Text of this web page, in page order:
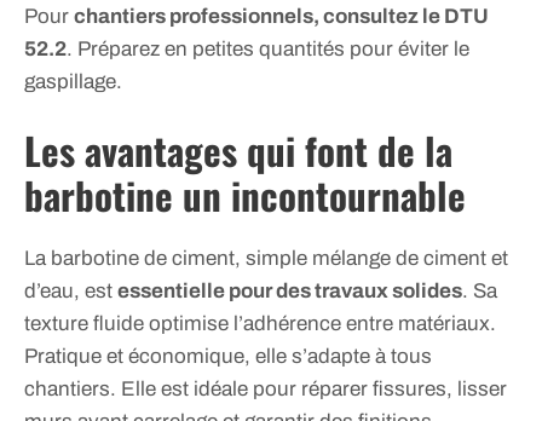
Pour chantiers professionnels, consultez le DTU
52.2. Préparez en petites quantités pour éviter le
gaspillage.
Les avantages qui font de la
barbotine un incontournable
La barbotine de ciment, simple mélange de ciment et
d’eau, est essentielle pour des travaux solides. Sa
texture fluide optimise l’adhérence entre matériaux.
Pratique et économique, elle s’adapte à tous
chantiers. Elle est idéale pour réparer fissures, lisser